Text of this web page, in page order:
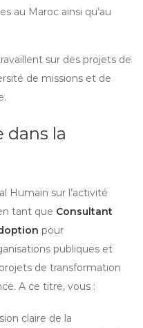
au Maroc ainsi qu’au
sur des projets de
de missions et de
dans la
Humain sur l’activité
tant que Consultant
pour
publiques et
de transformation
A ce titre, vous :
claire de la